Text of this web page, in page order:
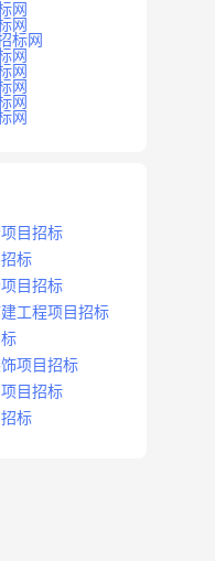
网
网
标网
网
网
网
网
网
目招标
标
目招标
工程项目招标
项目招标
目招标
标